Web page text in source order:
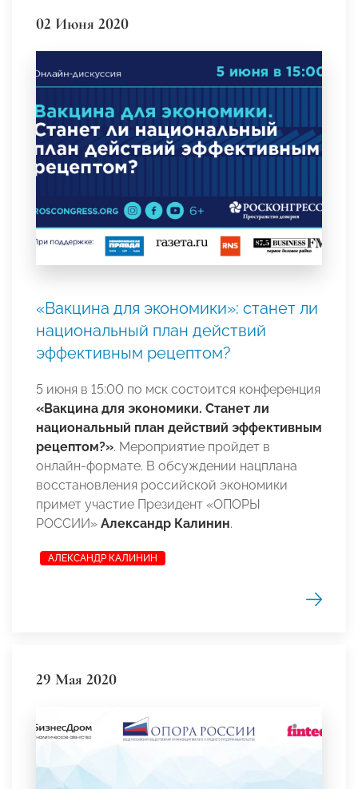
02 Июня 2020
«Вакцина для экономики»: станет ли
национальный план действий
эффективным рецептом?
5 июня в 15:00 по мск состоится конференция
«Вакцина для экономики. Станет ли
национальный план действий эффективным
рецептом?». Мероприятие пройдет в
онлайн-формате. В обсуждении нацплана
восстановления российской экономики
примет участие Президент «ОПОРЫ
РОССИИ» Александр Калинин.
АЛЕКСАНДР КАЛИНИН
29 Мая 2020